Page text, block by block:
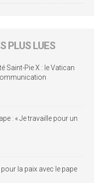
PLUS LUES
Saint-Pie X : le Vatican
: « Je travaille pour un
la paix avec le pape